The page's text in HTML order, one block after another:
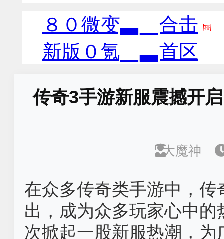
传奇3手游新服震撼开
大魔神
在众多传奇类手游中，
出，成为众多玩家心中
次掀起一股新服热潮，